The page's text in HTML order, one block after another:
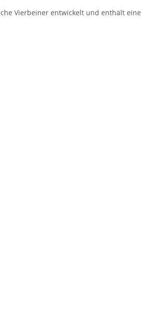
Vierbeiner entwickelt und enthält